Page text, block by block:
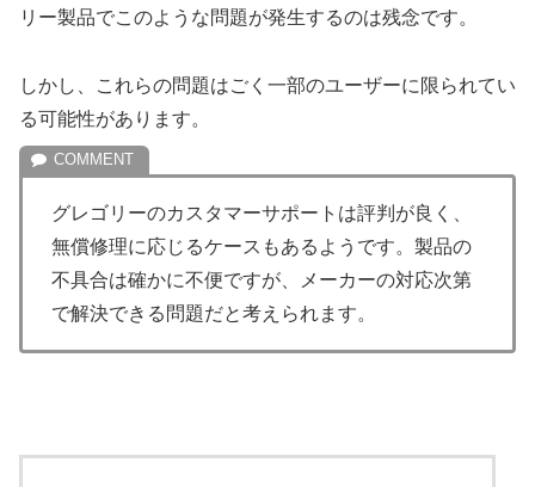
リー製品でこのような問題が発生するのは残念です。
しかし、これらの問題はごく一部のユーザーに限られてい
る可能性があります。
グレゴリーのカスタマーサポートは評判が良く、
無償修理に応じるケースもあるようです。製品の
不具合は確かに不便ですが、メーカーの対応次第
で解決できる問題だと考えられます。